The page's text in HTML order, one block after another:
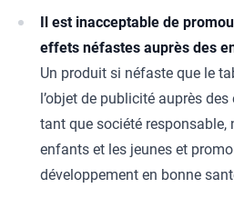
Il est inacceptable de
effets néfastes auprès des
Un produit si néfaste que le
l’objet de publicité auprès
tant que société responsable,
enfants et les jeunes et
développement en bonne